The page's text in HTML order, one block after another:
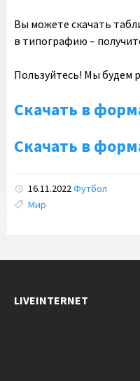
Вы можете скачать
в типографию –
Пользуйтесь! Мы будем
Скачать в
Скачать в
16.11.2022Футбол
Tags:
Мир
LIVEINTERNET